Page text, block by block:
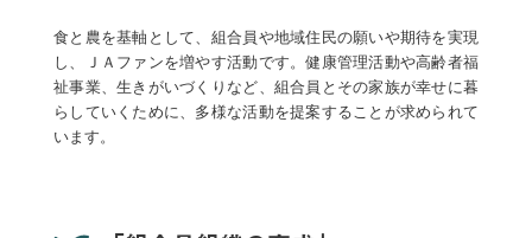
食と農を基軸として、組合員や地域住民の願いや期待を実現
し、ＪＡファンを増やす活動です。健康管理活動や高齢者福
祉事業、生きがいづくりなど、組合員とその家族が幸せに暮
らしていくために、多様な活動を提案することが求められて
います。